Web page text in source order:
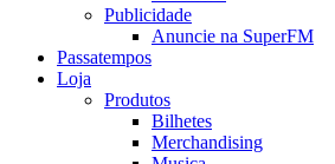
Publicidade
Anuncie na SuperFM
Passatempos
Loja
Produtos
Bilhetes
Merchandising